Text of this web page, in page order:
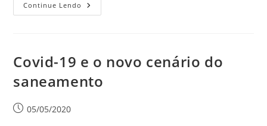
Continue Lendo
Covid-19 e o novo cenário do
saneamento
05/05/2020